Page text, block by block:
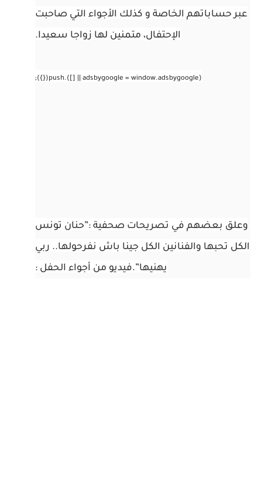
عبر حساباتهم الخاصة و كذلك الأجواء التي صاحبت
الإحتفال، متمنين لها زواجا سعيدا.
وعلق بعضهم في تصريحات صحفية :”حنان تونس
الكل تحبها والفنانين الكل جينا باش نفرحولها.. ربي
يهنيها”.فيديو من أجواء الحفل :